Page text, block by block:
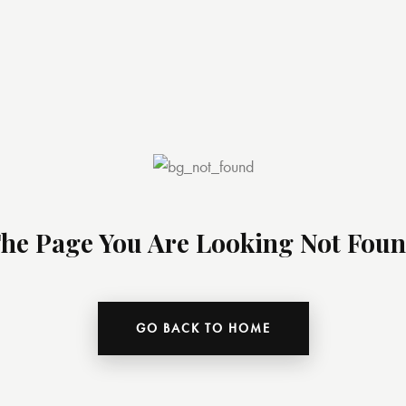
Page You Are Looking Not
GO BACK TO HOME